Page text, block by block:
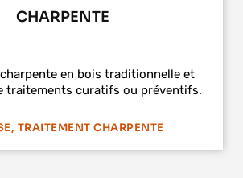
CHARPENTE
en bois traditionnelle et
traitements curatifs ou préventifs.
TRAITEMENT CHARPENTE